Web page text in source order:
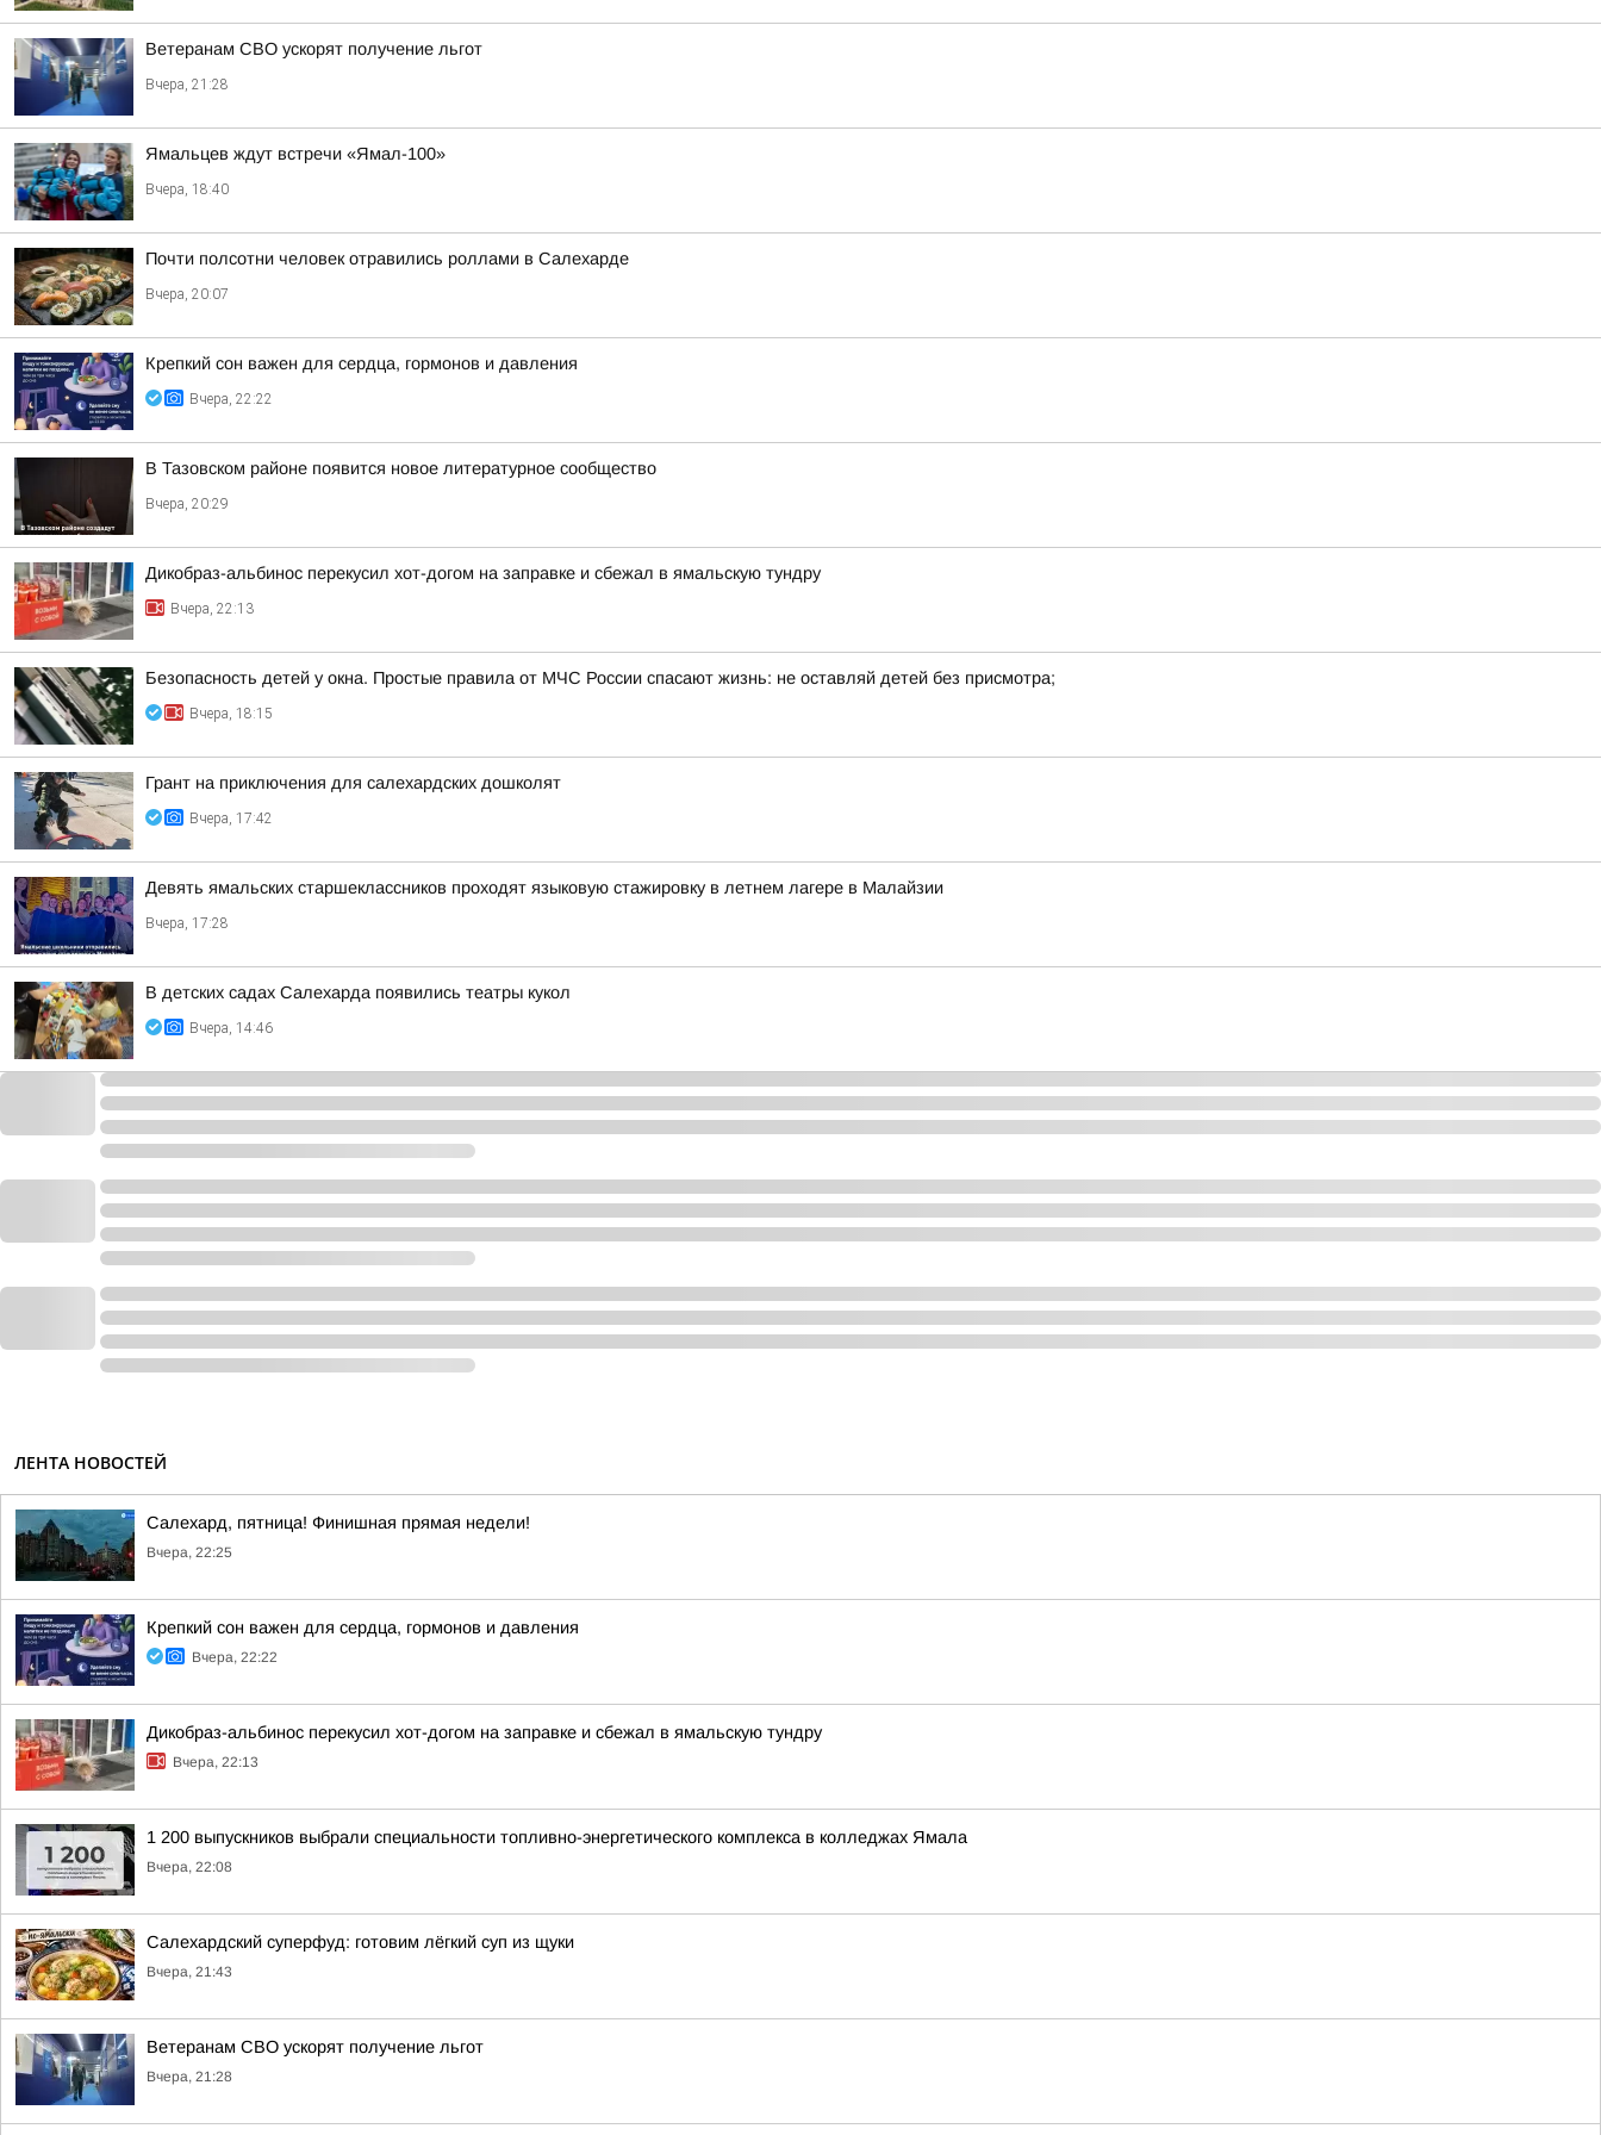
Ветеранам СВО ускорят получение льгот
Вчера, 21:28
Ямальцев ждут встречи «Ямал-100»
Вчера, 18:40
Почти полсотни человек отравились роллами в Салехарде
Вчера, 20:07
Крепкий сон важен для сердца, гормонов и давления
Вчера, 22:22
В Тазовском районе появится новое литературное сообщество
Вчера, 20:29
Дикобраз-альбинос перекусил хот-догом на заправке и сбежал в ямальскую тундру
Вчера, 22:13
Безопасность детей у окна. Простые правила от МЧС России спасают жизнь: не оставляй детей без присмотра;
Вчера, 18:15
Грант на приключения для салехардских дошколят
Вчера, 17:42
Девять ямальских старшеклассников проходят языковую стажировку в летнем лагере в Малайзии
Вчера, 17:28
В детских садах Салехарда появились театры кукол
Вчера, 14:46
ЛЕНТА НОВОСТЕЙ
Салехард, пятница! Финишная прямая недели!
Вчера, 22:25
Крепкий сон важен для сердца, гормонов и давления
Вчера, 22:22
Дикобраз-альбинос перекусил хот-догом на заправке и сбежал в ямальскую тундру
Вчера, 22:13
1 200 выпускников выбрали специальности топливно-энергетического комплекса в колледжах Ямала
Вчера, 22:08
Салехардский суперфуд: готовим лёгкий суп из щуки
Вчера, 21:43
Ветеранам СВО ускорят получение льгот
Вчера, 21:28